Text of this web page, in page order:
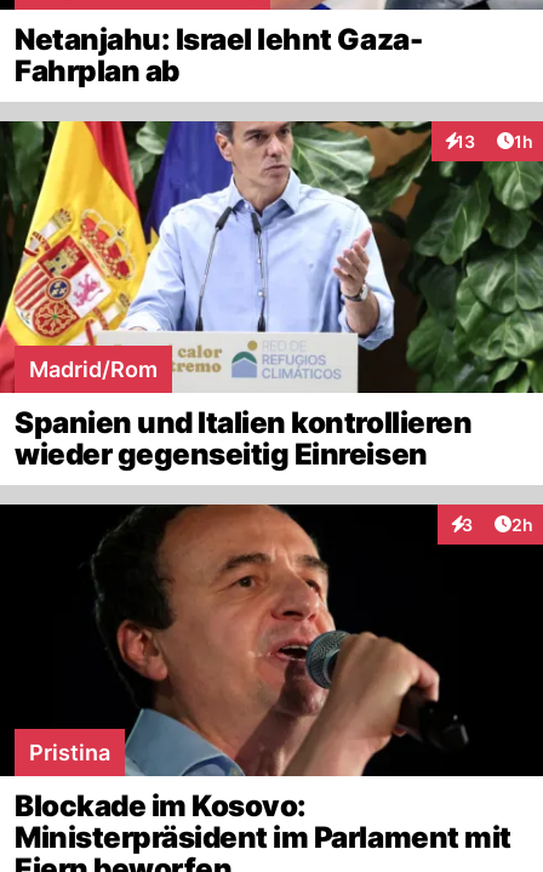
Netanjahu: Israel lehnt Gaza-
Fahrplan ab
13 1h
Madrid/Rom
Spanien und Italien kontrollieren
wieder gegenseitig Einreisen
3 2h
Pristina
Blockade im Kosovo:
Ministerpräsident im Parlament mit